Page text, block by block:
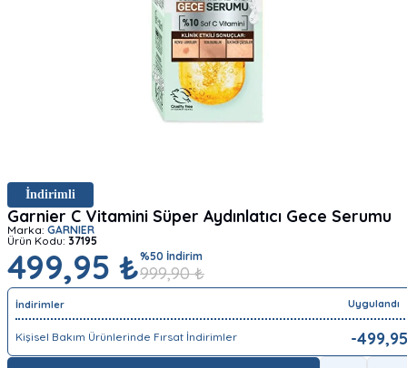
İndirimli
Garnier C Vitamini Süper Aydınlatıcı Gece Serumu
Marka: GARNIER
Ürün Kodu: 37195
499,95 ₺%50 İndirim
999,90 ₺
İndirimler Uygulandı
Kişisel Bakım Ürünlerinde Fırsat İndirimler -499,95